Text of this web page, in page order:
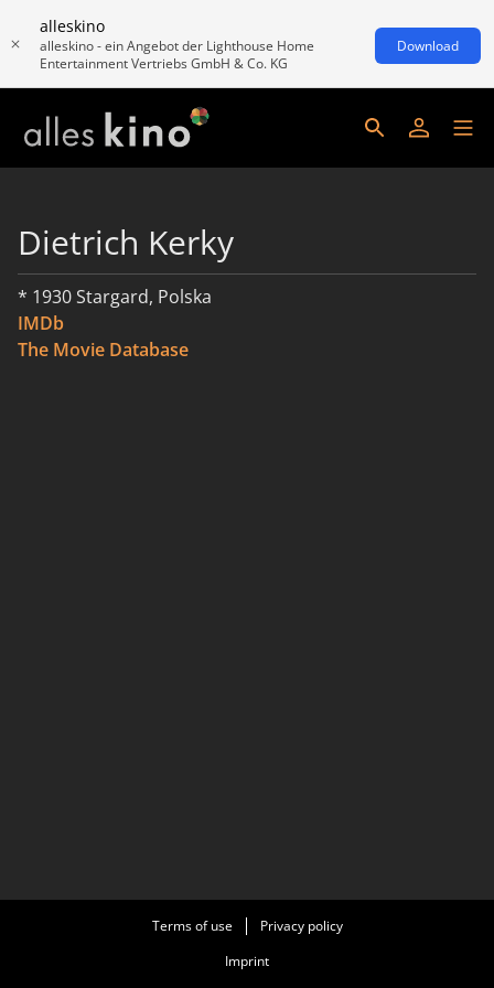
alleskino
alleskino - ein Angebot der Lighthouse Home
Entertainment Vertriebs GmbH & Co. KG
Download
Dietrich Kerky
* 1930 Stargard, Polska
IMDb
The Movie Database
Terms of use
Privacy policy
Imprint